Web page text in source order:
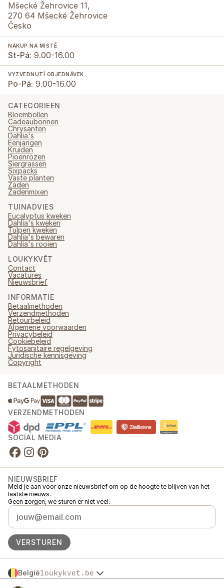
Mšecké Žehrovice 11,
270 64 Mšecké Žehrovice
Česko
NÁKUP NA MÍSTĚ
St-Pá: 9.00-16.00
VYZVEDNUTÍ OBJEDNÁVEK
Po-Pá: 9.00-16.00
CATEGORIEËN
Bloembollen
Cadeaubonnen
Chrysanten
Dahlia's
Eenjarigen
Kruiden
Pioenrozen
Siergrassen
Sixpacks
Vaste planten
Zaden
Zadenmixen
TUINADVIES
Eucalyptus kweken
Dahlia's kweken
Tulpen kweken
Dahlia's bewaren
Dahlia's rooien
LOUKYKVĚT
Contact
Vacatures
Nieuwsbrief
INFORMATIE
Betaalmethoden
Verzendmethoden
Retourbeleid
Algemene voorwaarden
Privacybeleid
Cookiebeleid
Fytosanitaire regelgeving
Juridische kennisgeving
Copyright
BETAALMETHODEN
VERZENDMETHODEN
SOCIAL MEDIA
NIEUWSBRIEF
Meld je aan voor onze nieuwsbrief om op de hoogte te blijven van het
laatste nieuws.
Geen zorgen, we sturen er niet veel.
VERSTUREN
Belgiëloukykvet.be